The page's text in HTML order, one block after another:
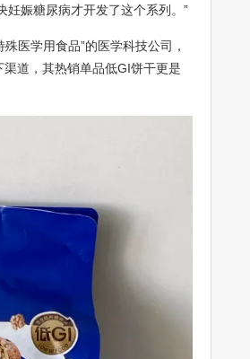
妊娠糖尿病才开发了这个系列。”
医学用食品”的医学科技公司，
道，其热销单品低GI饼干更是